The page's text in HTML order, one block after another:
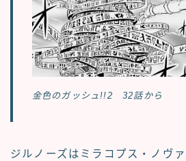
金色のガッシュ!!2 32話から
ジルノーズはミラコプス・ノヴ